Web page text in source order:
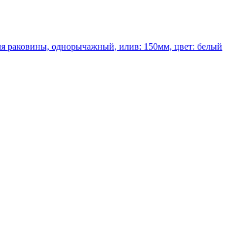
раковины, однорычажный, илив: 150мм, цвет: белый